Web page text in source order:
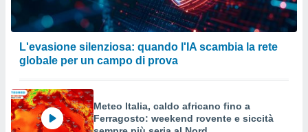
L'evasione silenziosa: quando l'IA scambia la rete
globale per un campo di prova
Meteo Italia, caldo africano fino a
Ferragosto: weekend rovente e siccità